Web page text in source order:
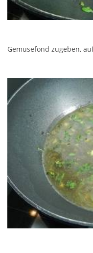
Gemüsefond zugeben,